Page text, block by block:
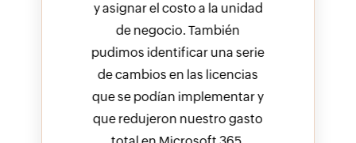
y asignar el costo a la unidad
de negocio. También
pudimos identificar una serie
de cambios en las licencias
que se podían implementar y
que redujeron nuestro gasto